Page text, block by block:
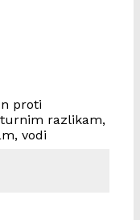
proti
razlikam,
vodi